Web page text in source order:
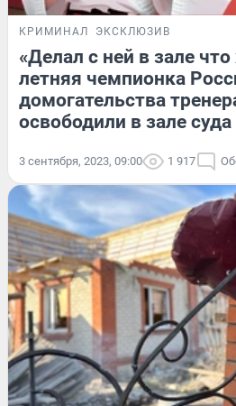
КРИМИНАЛ ЭКСКЛЮЗИВ
«Делал с ней в зале что
летняя чемпионка
домогательства
освободили в зале суда
3 сентября, 2023, 09:00 1 917